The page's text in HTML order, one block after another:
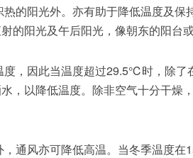
的阳光外。亦有助于降低温度及保
阳光及午后阳光，像朝东的阳台或
，因此当温度超过29.5℃时，除了
，以降低温度。除非空气十分干燥
通风亦可降低高温。当冬季温度